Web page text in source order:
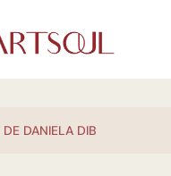
DANIELA DIB